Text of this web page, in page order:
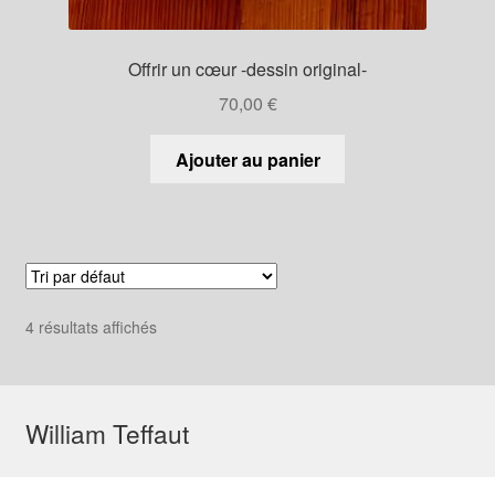
Offrir un cœur -dessin original-
70,00 €
Ajouter au panier
4 résultats affichés
William Teffaut